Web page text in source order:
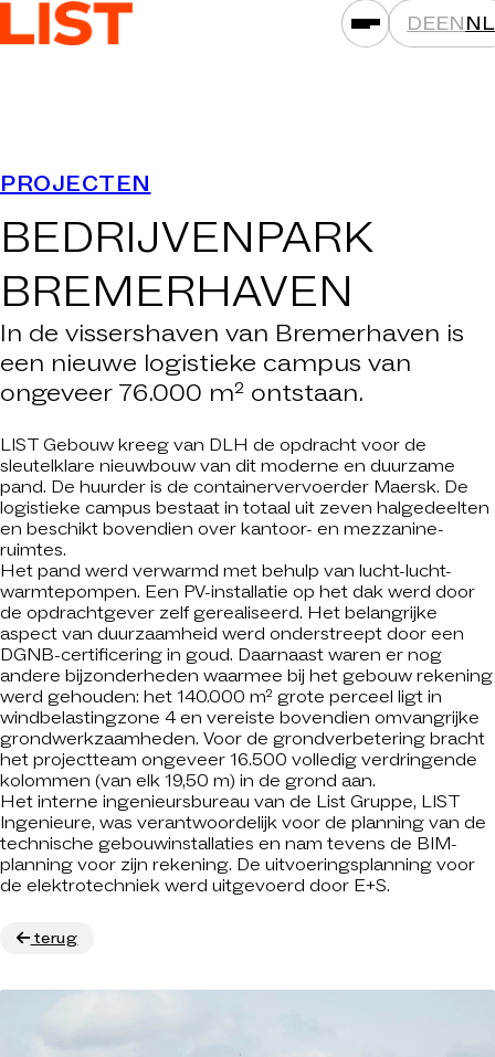
DEENNL
ASSETKLASSEN
LOCATIES
PROJECTEN
NIEUWS
MAATSCHAPPIJEN
DAT IS LIST
CARRIÈRE
CONTACT
PROJECTEN
BEDRIJVENPARK
BREMERHAVEN
In de vissershaven van Bremerhaven is
een nieuwe logistieke campus van
ongeveer 76.000 m² ontstaan.
LIST Gebouw kreeg van DLH de opdracht voor de
sleutelklare nieuwbouw van dit moderne en duurzame
pand. De huurder is de containervervoerder Maersk. De
logistieke campus bestaat in totaal uit zeven halgedeelten
en beschikt bovendien over kantoor- en mezzanine-
ruimtes.
Het pand werd verwarmd met behulp van lucht-lucht-
warmtepompen. Een PV-installatie op het dak werd door
de opdrachtgever zelf gerealiseerd. Het belangrijke
aspect van duurzaamheid werd onderstreept door een
DGNB-certificering in goud. Daarnaast waren er nog
andere bijzonderheden waarmee bij het gebouw rekening
werd gehouden: het 140.000 m² grote perceel ligt in
windbelastingzone 4 en vereiste bovendien omvangrijke
grondwerkzaamheden. Voor de grondverbetering bracht
het projectteam ongeveer 16.500 volledig verdringende
kolommen (van elk 19,50 m) in de grond aan.
Het interne ingenieursbureau van de List Gruppe, LIST
Ingenieure, was verantwoordelijk voor de planning van de
technische gebouwinstallaties en nam tevens de BIM-
planning voor zijn rekening. De uitvoeringsplanning voor
de elektrotechniek werd uitgevoerd door E+S.
terug